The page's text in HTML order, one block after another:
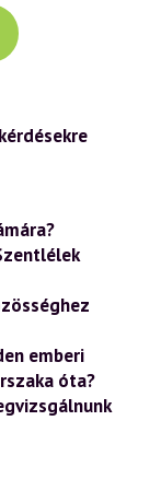
emberi
óta?